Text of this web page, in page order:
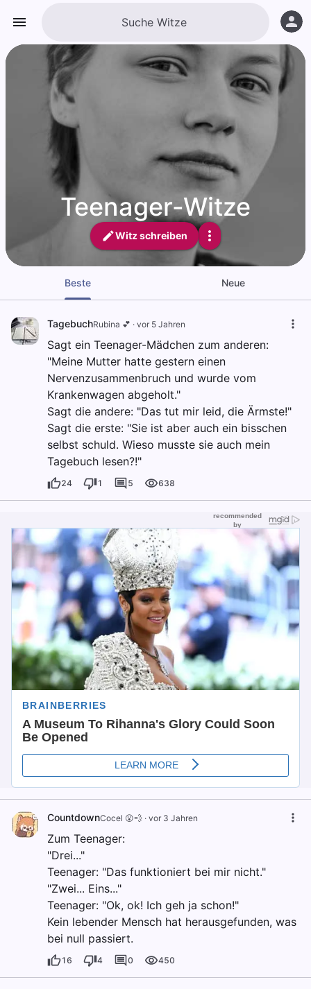
Teenager-Witze
Witz schreiben
Beste Neue
TagebuchRubina 💕 · vor 5 Jahren
Sagt ein Teenager-Mädchen zum anderen:
"Meine Mutter hatte gestern einen
Nervenzusammenbruch und wurde vom
Krankenwagen abgeholt."
Sagt die andere: "Das tut mir leid, die Ärmste!"
Sagt die erste: "Sie ist aber auch ein bisschen
selbst schuld. Wieso musste sie auch mein
Tagebuch lesen?!"
24 1 5 638
CountdownCocel 😮💨 · vor 3 Jahren
Zum Teenager:
"Drei..."
Teenager: "Das funktioniert bei mir nicht."
"Zwei... Eins..."
Teenager: "Ok, ok! Ich geh ja schon!"
Kein lebender Mensch hat herausgefunden, was
bei null passiert.
16 4 0 450